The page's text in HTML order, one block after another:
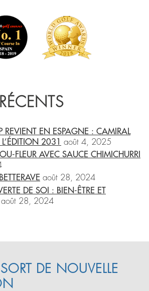
REVIENT EN ESPAGNE : CAMIRAL
2031
août 4, 2025
FLEUR AVEC SAUCE CHIMICHURRI
août 28, 2024
DE SOI : BIEN-ÊTRE ET
août 28, 2024
DE NOUVELLE